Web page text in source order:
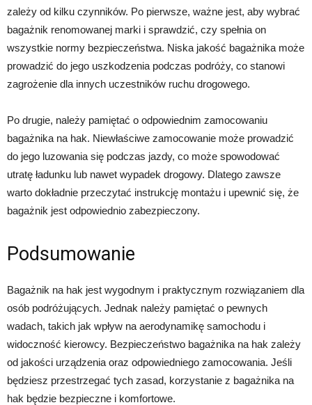
zależy od kilku czynników. Po pierwsze, ważne jest, aby wybrać
bagażnik renomowanej marki i sprawdzić, czy spełnia on
wszystkie normy bezpieczeństwa. Niska jakość bagażnika może
prowadzić do jego uszkodzenia podczas podróży, co stanowi
zagrożenie dla innych uczestników ruchu drogowego.
Po drugie, należy pamiętać o odpowiednim zamocowaniu
bagażnika na hak. Niewłaściwe zamocowanie może prowadzić
do jego luzowania się podczas jazdy, co może spowodować
utratę ładunku lub nawet wypadek drogowy. Dlatego zawsze
warto dokładnie przeczytać instrukcję montażu i upewnić się, że
bagażnik jest odpowiednio zabezpieczony.
Podsumowanie
Bagażnik na hak jest wygodnym i praktycznym rozwiązaniem dla
osób podróżujących. Jednak należy pamiętać o pewnych
wadach, takich jak wpływ na aerodynamikę samochodu i
widoczność kierowcy. Bezpieczeństwo bagażnika na hak zależy
od jakości urządzenia oraz odpowiedniego zamocowania. Jeśli
będziesz przestrzegać tych zasad, korzystanie z bagażnika na
hak będzie bezpieczne i komfortowe.